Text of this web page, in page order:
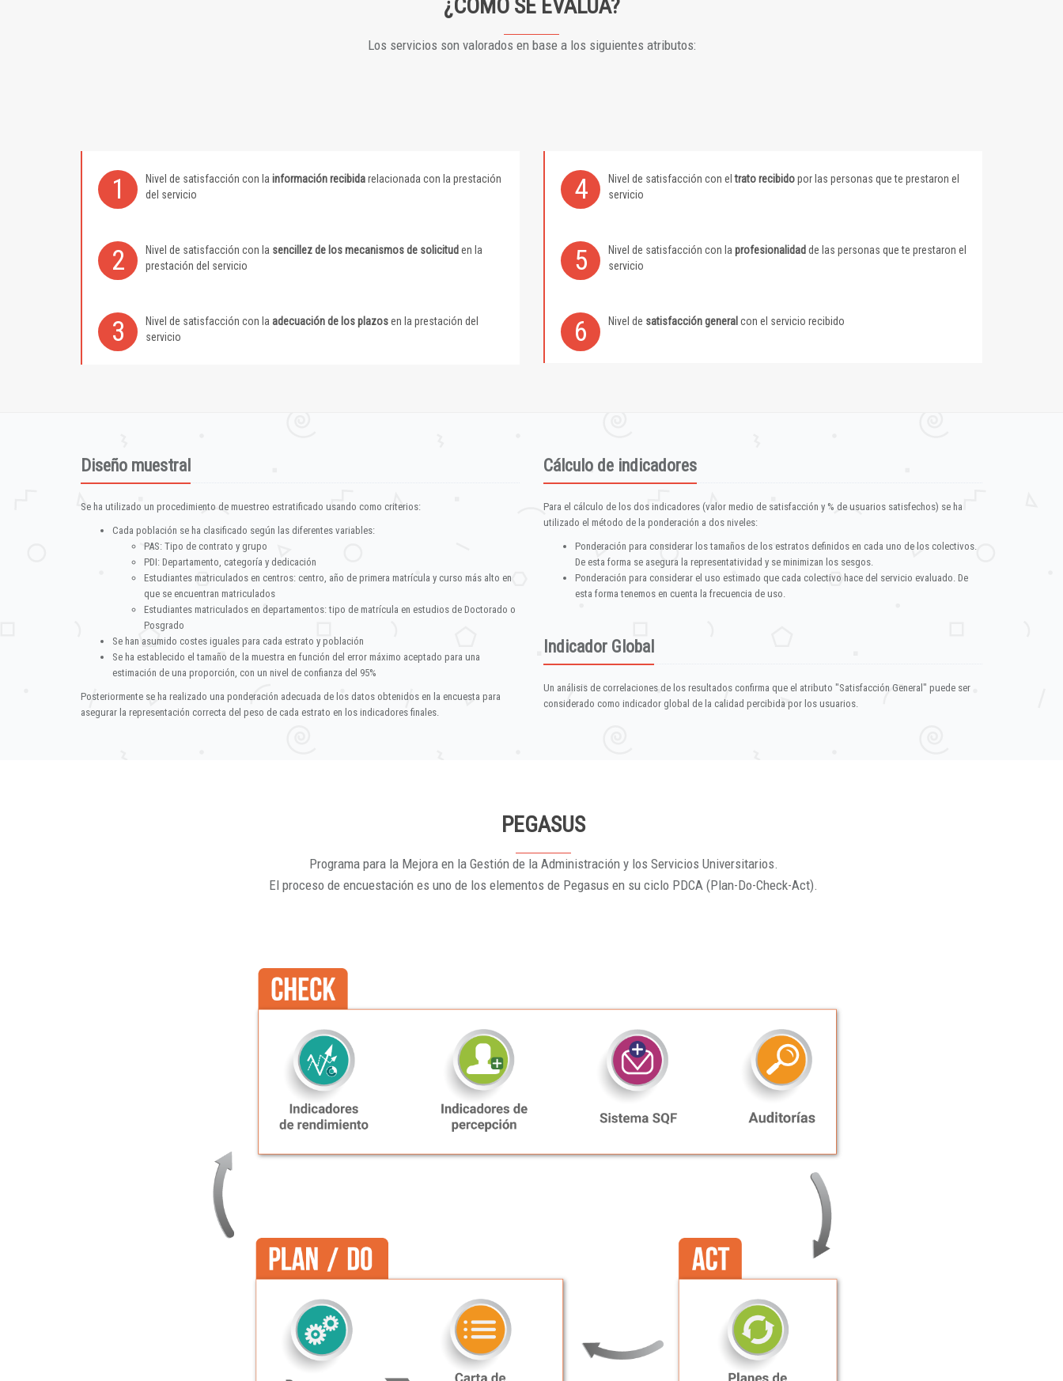
¿CÓMO SE EVALÚA?
Los servicios son valorados en base a los siguientes atributos:
1 Nivel de satisfacción con la información recibidarelacionada con la prestación
del servicio
4 Nivel de satisfacción con eltrato recibidopor las personas que te prestaron el
servicio
2 Nivel de satisfacción con la sencillez de los mecanismos de solicitud en la
prestación del servicio
5 Nivel de satisfacción con la profesionalidad de las personas que te prestaron el
servicio
3 Nivel de satisfacción con la adecuación de los plazosen la prestación del
servicio
6 Nivel de satisfacción general con el servicio recibido
Diseño muestral
Se ha utilizado un procedimiento de muestreo estratificado usando como criterios:
Cada población se ha clasificado según las diferentes variables:
PAS: Tipo de contrato y grupo
PDI: Departamento, categoría y dedicación
Estudiantes matriculados en centros: centro, año de primera matrícula y curso más alto en
que se encuentran matriculados
Estudiantes matriculados en departamentos: tipo de matrícula en estudios de Doctorado o
Posgrado
Se han asumido costes iguales para cada estrato y población
Se ha establecido el tamaño de la muestra en función del error máximo aceptado para una
estimación de una proporción, con un nivel de confianza del 95%
Posteriormente se ha realizado una ponderación adecuada de los datos obtenidos en la encuesta para
asegurar la representación correcta del peso de cada estrato en los indicadores finales.
Cálculo de indicadores
Para el cálculo de los dos indicadores (valor medio de satisfacción y % de usuarios satisfechos) se ha
utilizado el método de la ponderación a dos niveles:
Ponderación para considerar los tamaños de los estratos definidos en cada uno de los colectivos.
De esta forma se asegura la representatividad y se minimizan los sesgos.
Ponderación para considerar el uso estimado que cada colectivo hace del servicio evaluado. De
esta forma tenemos en cuenta la frecuencia de uso.
Indicador Global
Un análisis de correlaciones de los resultados confirma que el atributo "Satisfacción General" puede ser
considerado como indicador global de la calidad percibida por los usuarios.
PEGASUS
Programa para la Mejora en la Gestión de la Administración y los Servicios Universitarios.
El proceso de encuestación es uno de los elementos de Pegasus en su ciclo PDCA (Plan-Do-Check-Act).